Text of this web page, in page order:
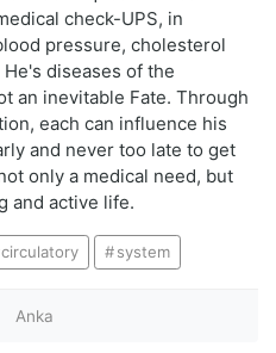
check-UPS, in
pressure, cholesterol
diseases of the
an inevitable Fate. Through
each can influence his
and never too late to get
only a medical need, but
and active life.
circulatory system
Anka